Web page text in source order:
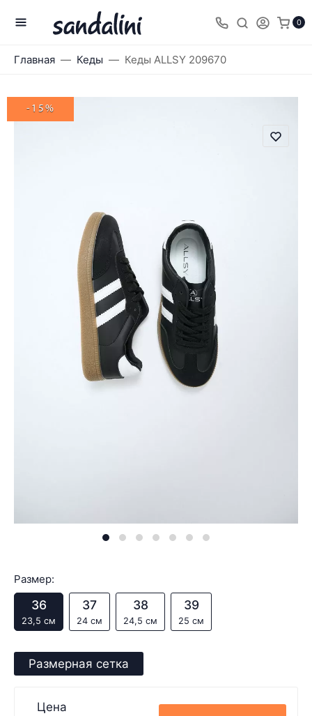
0
Главная Кеды Кеды ALLSY 209670
-15%
Размер:
36
23,5 см
37
24 см
38
24,5 см
39
25 см
Размерная сетка
Цена